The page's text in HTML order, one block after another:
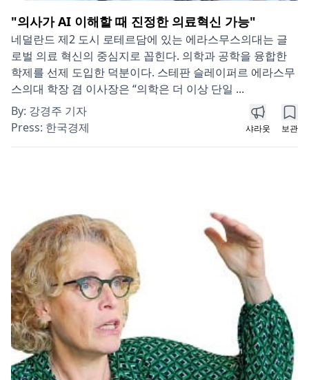
"의사가 AI 이해할 때 진정한 의료혁신 가능"
네덜란드 제2 도시 로테르담에 있는 에라스무스의대는 글
로벌 의료 혁신의 중심지로 꼽힌다. 의학과 공학을 융합한
학제를 선제 도입한 덕분이다. 스테판 슬레이퍼르 에라스무
스의대 학장 겸 이사장은 “의학은 더 이상 단일 ...
By: 강경주 기자
Press: 한국경제 샤라웃 보관